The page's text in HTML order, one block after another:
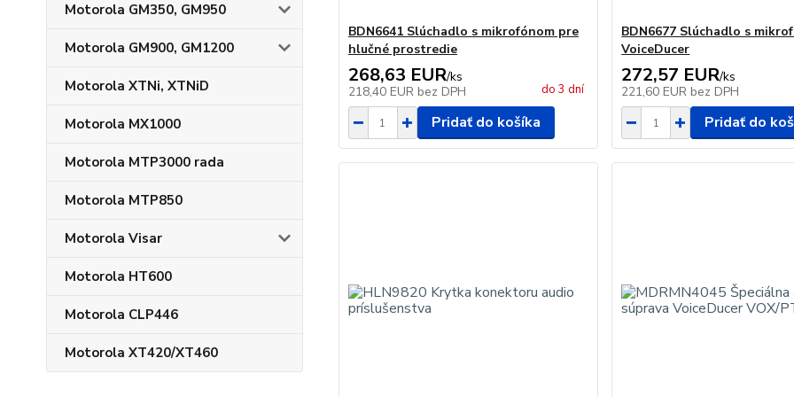
Motorola GM350, GM950
Motorola GM900, GM1200
Motorola XTNi, XTNiD
Motorola MX1000
Motorola MTP3000 rada
Motorola MTP850
Motorola Visar
Motorola HT600
Motorola CLP446
Motorola XT420/XT460
BDN6641 Slúchadlo s mikrofónom pre
hlučné prostredie
268,63 EUR/ks
218,40 EUR bez DPH do 3 dní
Pridať do košíka
BDN6677 Slúchadlo s
VoiceDucer
272,57 EUR/ks
221,60 EUR bez DPH
Pridať do